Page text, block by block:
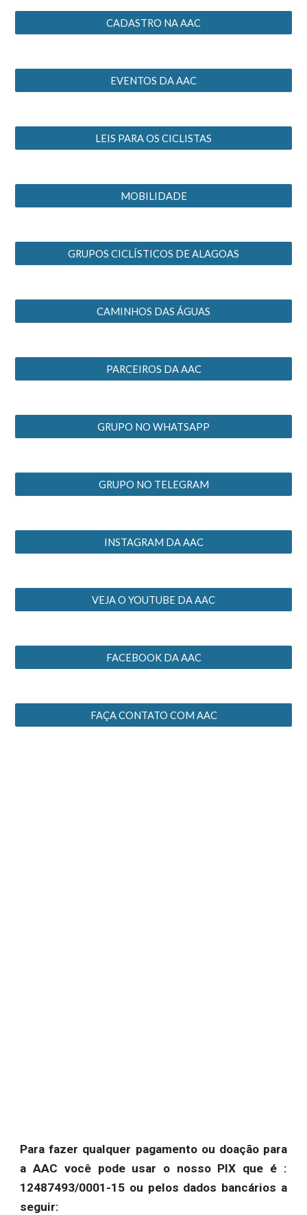
CADASTRO NA AAC
EVENTOS DA AAC
LEIS PARA OS CICLISTAS
MOBILIDADE
GRUPOS CICLÍSTICOS DE ALAGOAS
CAMINHOS DAS ÁGUAS
PARCEIROS DA AAC
GRUPO NO WHATSAPP
GRUPO NO TELEGRAM
INSTAGRAM DA AAC
VEJA O YOUTUBE DA AAC
FACEBOOK DA AAC
FAÇA CONTATO COM AAC
Para fazer qualquer pagamento ou doação para
a AAC você pode usar o nosso PIX que é :
12487493/0001-15 ou pelos dados bancários a
seguir: